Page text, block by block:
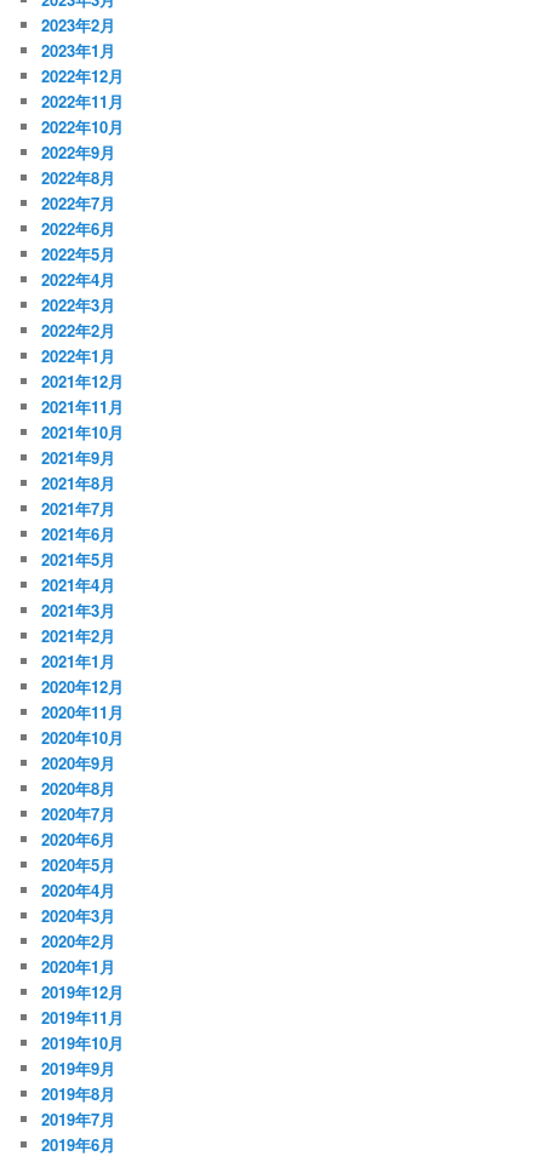
2023年2月
2023年1月
2022年12月
2022年11月
2022年10月
2022年9月
2022年8月
2022年7月
2022年6月
2022年5月
2022年4月
2022年3月
2022年2月
2022年1月
2021年12月
2021年11月
2021年10月
2021年9月
2021年8月
2021年7月
2021年6月
2021年5月
2021年4月
2021年3月
2021年2月
2021年1月
2020年12月
2020年11月
2020年10月
2020年9月
2020年8月
2020年7月
2020年6月
2020年5月
2020年4月
2020年3月
2020年2月
2020年1月
2019年12月
2019年11月
2019年10月
2019年9月
2019年8月
2019年7月
2019年6月